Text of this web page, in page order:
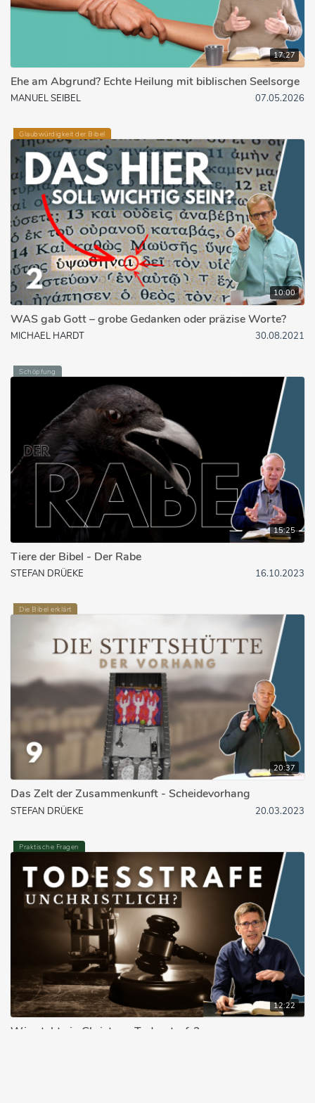
17:27
Ehe am Abgrund? Echte Heilung mit biblischen Seelsorge
MANUEL SEIBEL 07.05.2026
Glaubwürdigkeit der Bibel
10:00
WAS gab Gott – grobe Gedanken oder präzise Worte?
MICHAEL HARDT 30.08.2021
Schöpfung
15:25
Tiere der Bibel - Der Rabe
STEFAN DRÜEKE 16.10.2023
Die Bibel erklärt
20:37
Das Zelt der Zusammenkunft - Scheidevorhang
STEFAN DRÜEKE 20.03.2023
Praktische Fragen
12:22
Wie steht ein Christ zur Todesstrafe?